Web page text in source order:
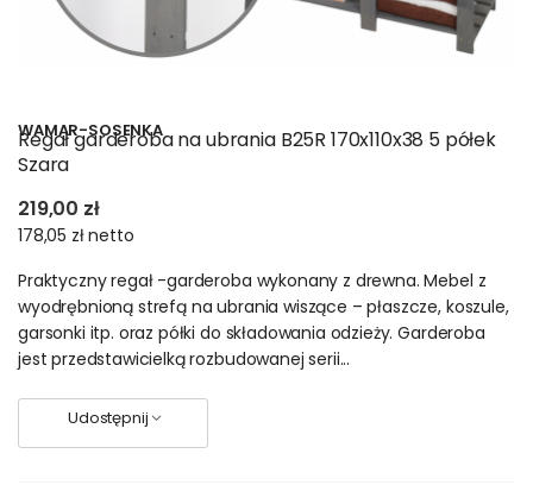
WAMAR-SOSENKA
Regał garderoba na ubrania B25R 170x110x38 5 półek
Szara
219,00 zł
178,05 złnetto
Praktyczny regał -garderoba wykonany z drewna. Mebel z
wyodrębnioną strefą na ubrania wiszące – płaszcze, koszule,
garsonki itp. oraz półki do składowania odzieży. Garderoba
jest przedstawicielką rozbudowanej serii...
Udostępnij